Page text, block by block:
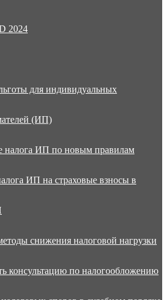
2024
для индивидуальных
(ИП)
налога ИП по новым правилам
ИП на страховые взносы в
снижения налоговой нагрузки
консультацию по налогообложению